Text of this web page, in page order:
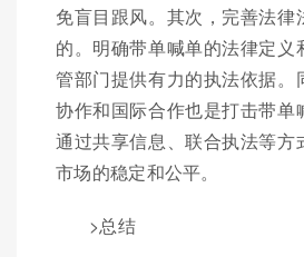
免盲目跟风。其次，完善法律
的。明确带单喊单的法律定义
管部门提供有力的执法依据。
协作和国际合作也是打击带单
通过共享信息、联合执法等方
市场的稳定和公平。
>总结